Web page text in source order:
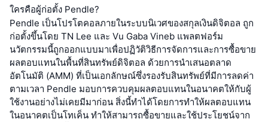
ใครคือผู้ก่อตั้ง Pendle?
Pendle เป็นโปรโตคอลภายในระบบนิเวศของสกุลเงินดิจิตอล ถูก
ก่อตั้งขึ้นโดย TN Lee และ Vu Gaba Vineb แพลตฟอร์ม
นวัตกรรมนี้ถูกออกแบบมาเพื่อปฏิวัติวิธีการจัดการและการซื้อขาย
ผลตอบแทนในพื้นที่สินทรัพย์ดิจิตอล ด้วยการนำเสนอตลาด
อัตโนมัติ (AMM) ที่เป็นเอกลักษณ์ซึ่งรองรับสินทรัพย์ที่มีการลดค่า
ตามเวลา Pendle มอบการควบคุมผลตอบแทนในอนาคตให้กับผู้
ใช้งานอย่างไม่เคยมีมาก่อน สิ่งนี้ทำได้โดยการทำให้ผลตอบแทน
ในอนาคตเป็นโทเค็น ทำให้สามารถซื้อขายและใช้ประโยชน์จาก